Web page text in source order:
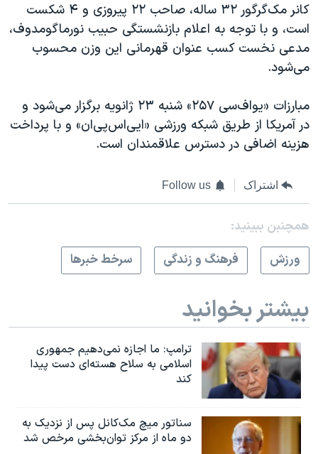
کانر مک‌گرگور ۳۲ ساله، صاحب ۲۲ پیروزی و ۴ شکست
است، و با توجه به اعلام بازنشستگی حبیب نورماگومدوف،
مدعی نخست کسب عنوان قهرمانی این وزن محسوب
می‌شود.
مبارزات «یو‌اف‌سی ۲۵۷» شنبه ۲۳ ژانویه برگزار می‌شود و
در آمریکا از طریق شبکه ورزشی «ایی‌اس‌پی‌ان» و با پرداخت
هزینه اضافی در دسترس علاقمندان است.
اشتراک Follow us
همچنبن ببینید:
ورزش
فرهنگ و زندگی سرخط خبرها
بیشتر بخوانید
ترامپ: ما اجازه نمی‌دهیم جمهوری
اسلامی به سلاح هسته‌ای دست پیدا
کند
سناتور میچ مک‌کانل پس از نزدیک به
دو ماه از مرکز توان‌بخشی مرخص شد